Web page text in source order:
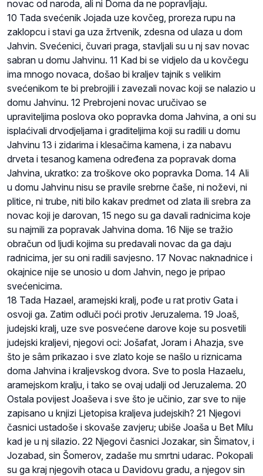
novac od naroda, ali ni Doma da ne popravljaju.
10 Tada svećenik Jojada uze kovčeg, proreza rupu na
zaklopcu i stavi ga uza žrtvenik, zdesna od ulaza u dom
Jahvin. Svećenici, čuvari praga, stavljali su u nj sav novac
sabran u domu Jahvinu. 11 Kad bi se vidjelo da u kovčegu
ima mnogo novaca, došao bi kraljev tajnik s velikim
svećenikom te bi prebrojili i zavezali novac koji se nalazio u
domu Jahvinu. 12 Prebrojeni novac uručivao se
upraviteljima poslova oko popravka doma Jahvina, a oni su
isplaćivali drvodjeljama i graditeljima koji su radili u domu
Jahvinu 13 i zidarima i klesačima kamena, i za nabavu
drveta i tesanog kamena određena za popravak doma
Jahvina, ukratko: za troškove oko popravka Doma. 14 Ali
u domu Jahvinu nisu se pravile srebrne čaše, ni noževi, ni
plitice, ni trube, niti bilo kakav predmet od zlata ili srebra za
novac koji je darovan, 15 nego su ga davali radnicima koje
su najmili za popravak Jahvina doma. 16 Nije se tražio
obračun od ljudi kojima su predavali novac da ga daju
radnicima, jer su oni radili savjesno. 17 Novac naknadnice i
okajnice nije se unosio u dom Jahvin, nego je pripao
svećenicima.
18 Tada Hazael, aramejski kralj, pođe u rat protiv Gata i
osvoji ga. Zatim odluči poći protiv Jeruzalema. 19 Joaš,
judejski kralj, uze sve posvećene darove koje su posvetili
judejski kraljevi, njegovi oci: Jošafat, Joram i Ahazja, sve
što je sâm prikazao i sve zlato koje se našlo u riznicama
doma Jahvina i kraljevskog dvora. Sve to posla Hazaelu,
aramejskom kralju, i tako se ovaj udalji od Jeruzalema. 20
Ostala povijest Joaševa i sve što je učinio, zar sve to nije
zapisano u knjizi Ljetopisa kraljeva judejskih? 21 Njegovi
časnici ustadoše i skovaše zavjeru; ubiše Joaša u Bet Milu
kad je u nj silazio. 22 Njegovi časnici Jozakar, sin Šimatov, i
Jozabad, sin Šomerov, zadaše mu smrtni udarac. Pokopali
su ga kraj njegovih otaca u Davidovu gradu, a njegov sin